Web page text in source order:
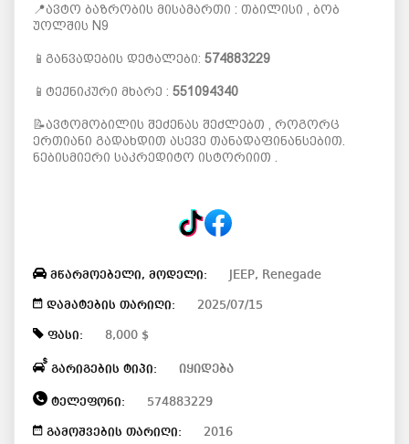
📍ავტო ბაზრობის მისამართი : თბილისი , ბობ
უოლშის N9
📱განვადების დეტალები: 574883229
📱ტექნიკური მხარე : 551094340
📝ავტომობილის შეძენას შეძლებთ , როგორც
ერთიანი გადახდით ასევე თანადაფინანსებით.
ნებისმიერი საკრედიტო ისტორიით .
მწარმოებელი, მოდელი: JEEP, Renegade
დამატების თარიღი: 2025/07/15
ფასი: 8,000 $
გარიგების ტიპი: იყიდება
ტელეფონი: 574883229
გამოშვების თარიღი: 2016